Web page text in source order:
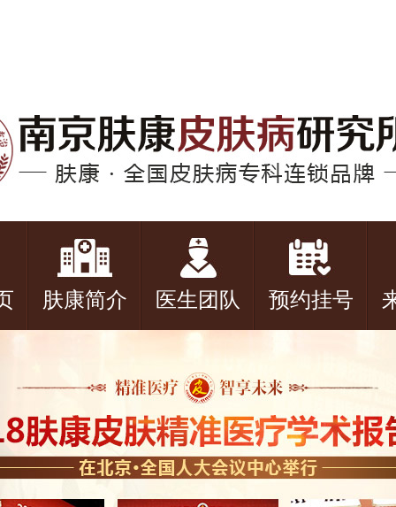
肤康简介 医生团队 预约挂号